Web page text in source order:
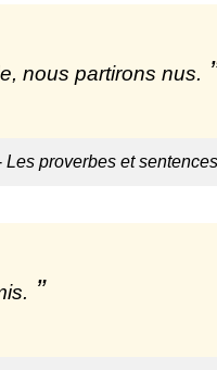
nous partirons nus.
Les proverbes et